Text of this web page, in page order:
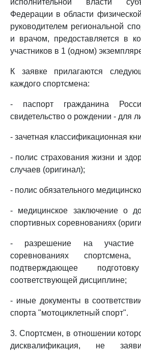
исполнительной власти
Федерации в области
руководителем региональной
и врачом, предоставляется в
участников в 1 (одном)
К заявке прилагаются
каждого спортсмена:
- паспорт гражданина
свидетельство о рождении - для
- зачетная классификационная
- полис страхования жизни и
случаев (оригинал);
- полис обязательного
- медицинское заключение о
спортивных соревнованиях
- разрешение на участие
соревнованиях
подтверждающее
соответствующей дисциплине;
- иные документы в
спорта "мотоциклетный спорт".
3. Спортсмен, в отношении
дисквалификация, не